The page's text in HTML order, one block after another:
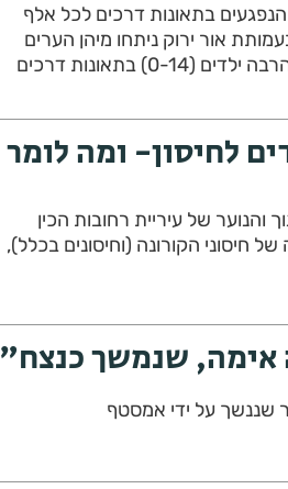
בתאונות דרכים לכל אלף
אור ירוק ניתחו מיהן הערים
בתאונות דרכים
לחיסון- ומה לומר
והנוער של עיריית רחובות הכין
חיסוני הקורונה (וחיסונים בכלל),
אימה, שנמשך כנצח"